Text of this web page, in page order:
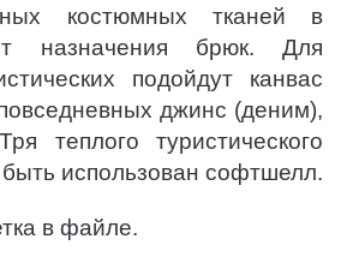
костюмных тканей в
назначения брюк. Для
подойдут канвас
джинс (деним),
теплого туристического
использован софтшелл.
в файле.